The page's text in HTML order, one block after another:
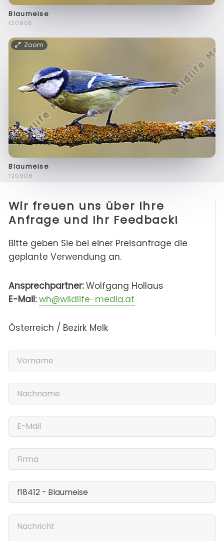
Blaumeise
f20905
Zoom
Blaumeise
f20906
Wir freuen uns über Ihre
Anfrage und Ihr Feedback!
Bitte geben Sie bei einer Preisanfrage die
geplante Verwendung an.
Ansprechpartner:Wolfgang Hollaus
E-Mail: wh@wildlife-media.at
Österreich / Bezirk Melk